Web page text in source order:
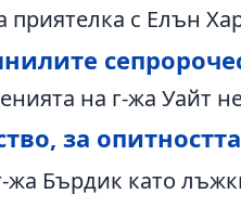
с Елън
на г-жа Уайт
за
жа Бърдик като